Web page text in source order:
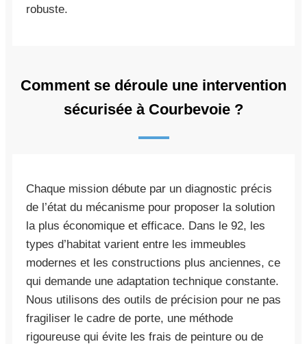
robuste.
Comment se déroule une intervention
sécurisée à Courbevoie ?
Chaque mission débute par un diagnostic précis
de l’état du mécanisme pour proposer la solution
la plus économique et efficace. Dans le 92, les
types d’habitat varient entre les immeubles
modernes et les constructions plus anciennes, ce
qui demande une adaptation technique constante.
Nous utilisons des outils de précision pour ne pas
fragiliser le cadre de porte, une méthode
rigoureuse qui évite les frais de peinture ou de